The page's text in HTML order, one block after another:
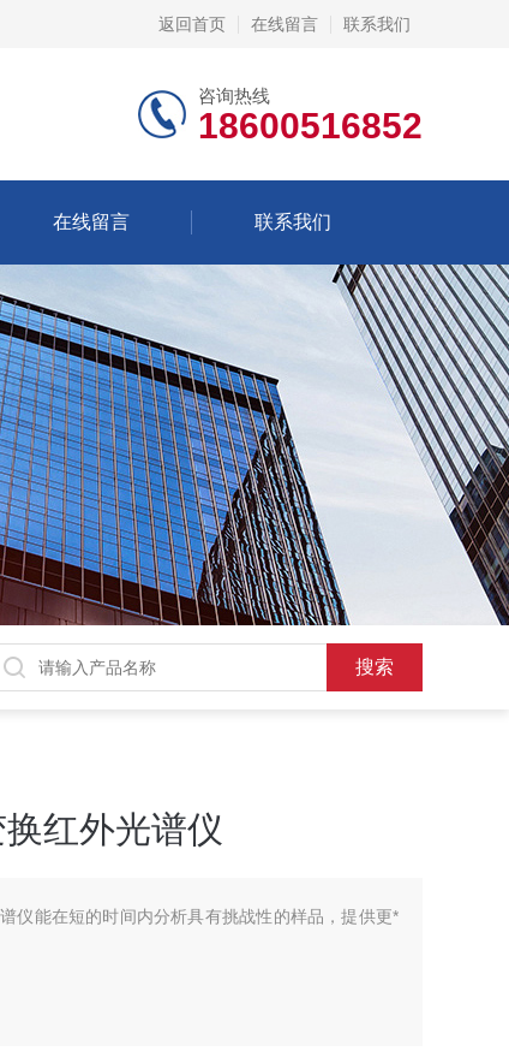
返回首页 在线留言 联系我们
咨询热线
18600516852
在线留言 联系我们
红外光谱仪
仪能在短的时间内分析具有挑战性的样品，提供更*